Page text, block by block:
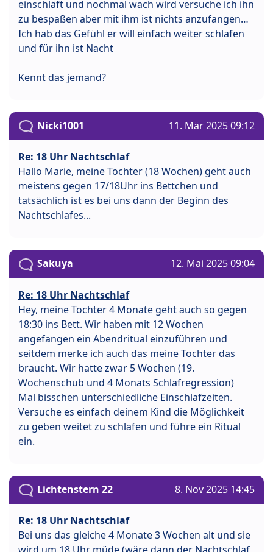
einschläft und nochmal wach wird versuche ich ihn
zu bespaßen aber mit ihm ist nichts anzufangen…
Ich hab das Gefühl er will einfach weiter schlafen
und für ihn ist Nacht
Kennt das jemand?
Nicki1001 11. Mär 2025 09:12
Re: 18 Uhr Nachtschlaf
Hallo Marie, meine Tochter (18 Wochen) geht auch
meistens gegen 17/18Uhr ins Bettchen und
tatsächlich ist es bei uns dann der Beginn des
Nachtschlafes...
Sakuya 12. Mai 2025 09:04
Re: 18 Uhr Nachtschlaf
Hey, meine Tochter 4 Monate geht auch so gegen
18:30 ins Bett. Wir haben mit 12 Wochen
angefangen ein Abendritual einzuführen und
seitdem merke ich auch das meine Tochter das
braucht. Wir hatte zwar 5 Wochen (19.
Wochenschub und 4 Monats Schlafregression)
Mal bisschen unterschiedliche Einschlafzeiten.
Versuche es einfach deinem Kind die Möglichkeit
zu geben weitet zu schlafen und führe ein Ritual
ein.
Lichtenstern 22 8. Nov 2025 14:45
Re: 18 Uhr Nachtschlaf
Bei uns das gleiche 4 Monate 3 Wochen alt und sie